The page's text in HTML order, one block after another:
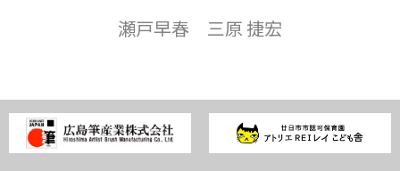
瀬戸早春 三原 捷宏